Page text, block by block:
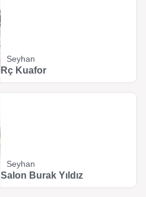
Seyhan
Rç Kuafor
Seyhan
Salon Burak Yıldız